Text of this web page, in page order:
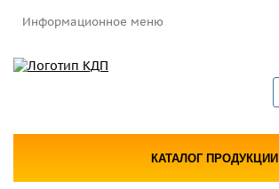
Информационное меню
КАТАЛОГ ПРОДУКЦИИ